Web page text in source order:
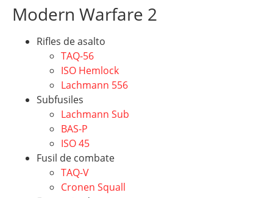
Modern Warfare 2
Rifles de asalto
TAQ-56
ISO Hemlock
Lachmann 556
Subfusiles
Lachmann Sub
BAS-P
ISO 45
Fusil de combate
TAQ-V
Cronen Squall